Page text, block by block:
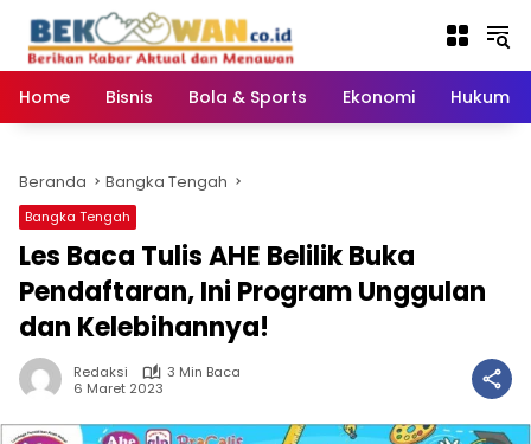
konten
Home
Bisnis Bola & Sports Ekonomi Hukum
Beranda Bangka Tengah
Bangka Tengah
Les Baca Tulis AHE Belilik Buka
Pendaftaran, Ini Program Unggulan
dan Kelebihannya!
Redaksi
3 Min Baca
6 Maret 2023